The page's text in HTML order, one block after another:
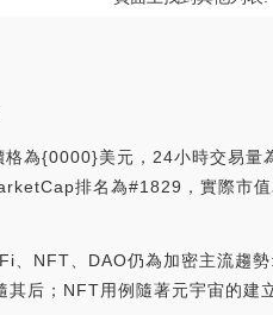
為{0000}美元，24小時交易
排名為#1829，實際市
、NFT、DAO仍為加密主流趨
其后；NFT用例隨著元宇宙的